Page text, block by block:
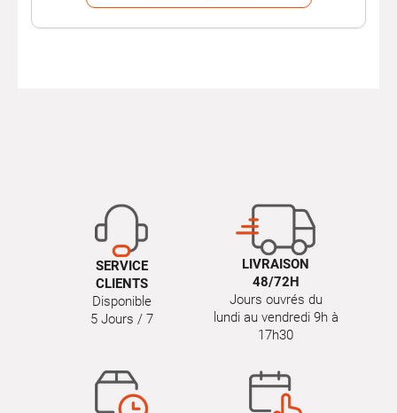
tissus & moquetteset leslingettes nettoyantes
Avec Autobacs, choisissez un nettoyant universel
performant pour entretenir facilement votre intérieur,
jour après jour.
SERVICE
CLIENTS
Disponible
5 Jours / 7
LIVRAISON
48/72H
Jours ouvrés du
lundi au vendredi 9h à
17h30